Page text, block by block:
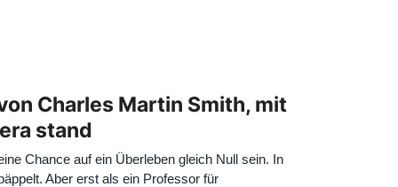
Charles Martin Smith, mit
stand
Chance auf ein Überleben gleich Null sein. In
Aber erst als ein Professor für